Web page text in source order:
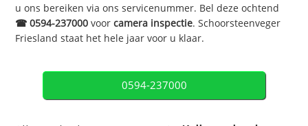
u ons bereiken via ons servicenummer. Bel deze ochtend
☎0594-237000 voorcamera inspectie. Schoorsteenveger
Friesland staat het hele jaar voor u klaar.
0594-237000